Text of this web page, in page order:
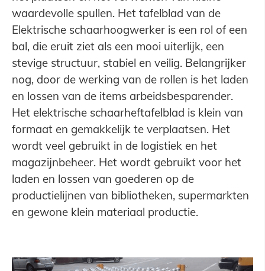
waardevolle spullen. Het tafelblad van de
Elektrische schaarhoogwerker is een rol of een
bal, die eruit ziet als een mooi uiterlijk, een
stevige structuur, stabiel en veilig. Belangrijker
nog, door de werking van de rollen is het laden
en lossen van de items arbeidsbesparender.
Het elektrische schaarheftafelblad is klein van
formaat en gemakkelijk te verplaatsen. Het
wordt veel gebruikt in de logistiek en het
magazijnbeheer. Het wordt gebruikt voor het
laden en lossen van goederen op de
productielijnen van bibliotheken, supermarkten
en gewone klein materiaal productie.